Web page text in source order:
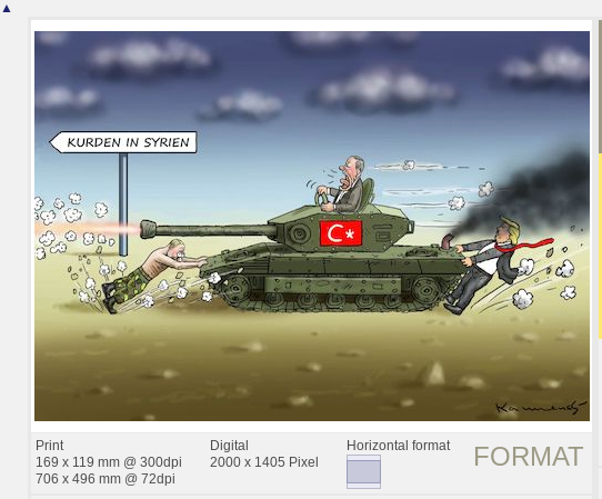
▲
FORMAT
Print
169 x 119 mm @ 300dpi
706 x 496 mm @ 72dpi
Digital
2000 x 1405 Pixel
Horizontal format